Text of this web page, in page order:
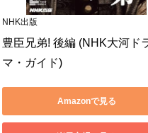
NHK出版
豊臣兄弟! 後編 (NHK大河ド
マ・ガイド)
Amazonで見る